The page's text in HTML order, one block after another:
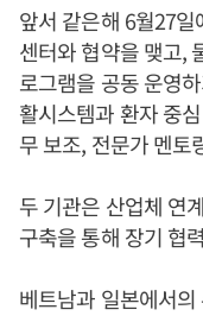
앞서 같은해 6월27
센터와 협약을 맺고,
로그램을 공동 운영
활시스템과 환자 중
무 보조, 전문가 멘토
두 기관은 산업체 연
구축을 통해 장기 협
베트남과 일본에서